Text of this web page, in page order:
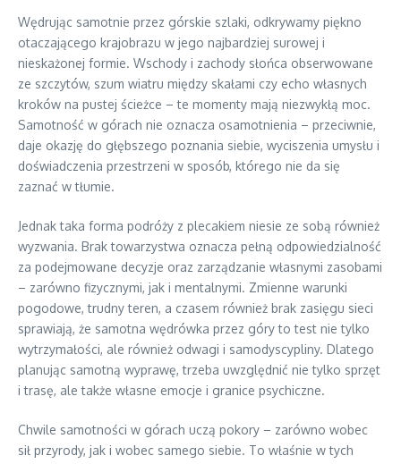
Wędrując samotnie przez górskie szlaki, odkrywamy piękno
otaczającego krajobrazu w jego najbardziej surowej i
nieskażonej formie. Wschody i zachody słońca obserwowane
ze szczytów, szum wiatru między skałami czy echo własnych
kroków na pustej ścieżce – te momenty mają niezwykłą moc.
Samotność w górach nie oznacza osamotnienia – przeciwnie,
daje okazję do głębszego poznania siebie, wyciszenia umysłu i
doświadczenia przestrzeni w sposób, którego nie da się
zaznać w tłumie.
Jednak taka forma podróży z plecakiem niesie ze sobą również
wyzwania. Brak towarzystwa oznacza pełną odpowiedzialność
za podejmowane decyzje oraz zarządzanie własnymi zasobami
– zarówno fizycznymi, jak i mentalnymi. Zmienne warunki
pogodowe, trudny teren, a czasem również brak zasięgu sieci
sprawiają, że samotna wędrówka przez góry to test nie tylko
wytrzymałości, ale również odwagi i samodyscypliny. Dlatego
planując samotną wyprawę, trzeba uwzględnić nie tylko sprzęt
i trasę, ale także własne emocje i granice psychiczne.
Chwile samotności w górach uczą pokory – zarówno wobec
sił przyrody, jak i wobec samego siebie. To właśnie w tych